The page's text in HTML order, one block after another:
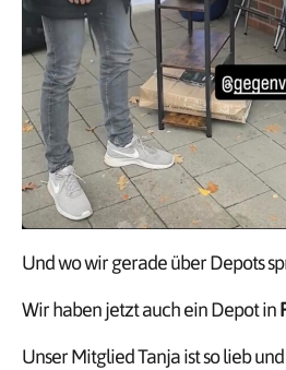
Und wo wir gerade über Depots
Wir haben jetzt auch ein Depot in
Unser Mitglied Tanja ist so lieb